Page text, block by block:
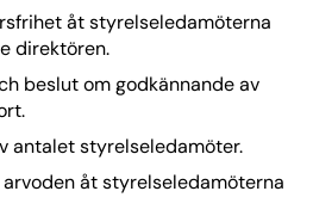
åt styrelseledamöterna
direktören.
beslut om godkännande av
antalet styrelseledamöter.
åt styrelseledamöterna